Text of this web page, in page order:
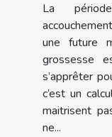
La
une future
grossesse
s’apprêter
c’est un
maitrisent
ne...